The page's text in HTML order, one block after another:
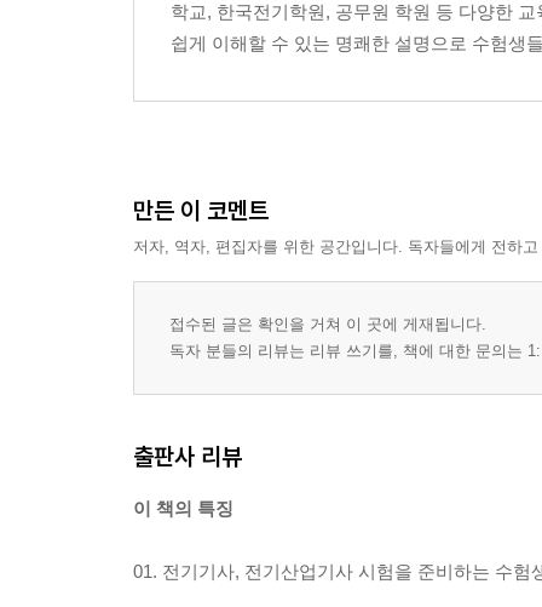
학교, 한국전기학원, 공무원 학원 등 다양한
쉽게 이해할 수 있는 명쾌한 설명으로 수험생
만든 이 코멘트
저자, 역자, 편집자를 위한 공간입니다. 독자들에게 전하
접수된 글은 확인을 거쳐 이 곳에 게재됩니다.
독자 분들의 리뷰는 리뷰 쓰기를, 책에 대한 문의는
출판사 리뷰
이 책의 특징
01. 전기기사, 전기산업기사 시험을 준비하는 수